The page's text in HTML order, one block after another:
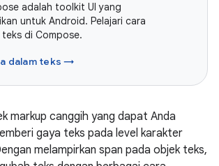
adalah toolkit UI yang
untuk Android. Pelajari cara
di Compose.
dalam teks →
markup canggih yang dapat Anda
gaya teks pada level karakter
melampirkan span pada objek teks,